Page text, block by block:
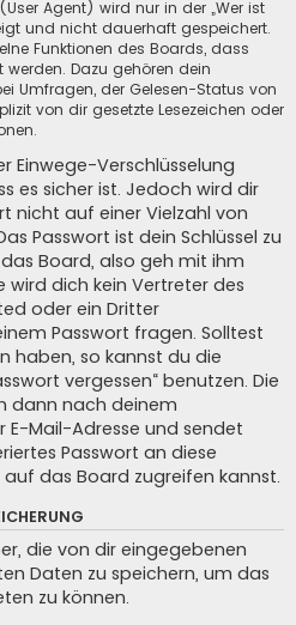
Agent) wird nur in der „Wer ist
und nicht dauerhaft gespeichert.
Funktionen des Boards, dass
werden. Dazu gehören dein
Umfragen, der Gelesen-Status von
von dir gesetzte Lesezeichen oder
Einwege-Verschlüsselung
es sicher ist. Jedoch wird dir
nicht auf einer Vielzahl von
Passwort ist dein Schlüssel zu
Board, also geh mit ihm
wird dich kein Vertreter des
oder ein Dritter
Passwort fragen. Solltest
haben, so kannst du die
vergessen“ benutzen. Die
dann nach deinem
Mail-Adresse und sendet
Passwort an diese
das Board zugreifen kannst.
die von dir eingegebenen
Daten zu speichern, um das
zu können.